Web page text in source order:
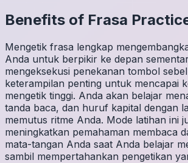
Benefits of Frasa
Mengetik frasa lengkap
Anda untuk berpikir ke depan
mengeksekusi penekanan tombol
keterampilan penting untuk mencapai
mengetik tinggi. Anda akan belajar
tanda baca, dan huruf kapital dengan
memutus ritme Anda. Mode latihan ini
meningkatkan pemahaman membaca
mata-tangan Anda saat Anda belajar
sambil mempertahankan pengetikan